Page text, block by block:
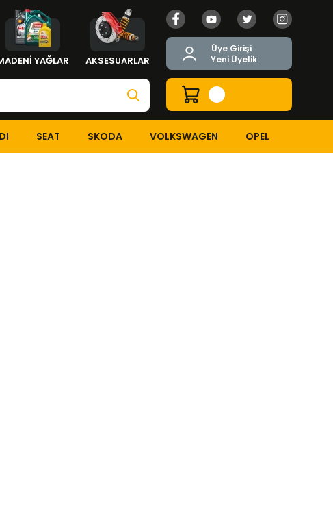
YAĞLAR AKSESUARLAR
Üye Girişi
Yeni Üyelik
SEAT SKODA VOLKSWAGEN OPEL